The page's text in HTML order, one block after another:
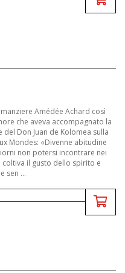
Amédée Achard così
che aveva accompagnato la
del Don Juan de Kolomea sulla
Mondes: «Divenne abitudine
non potersi incontrare nei
coltiva il gusto dello spirito e
sen ...